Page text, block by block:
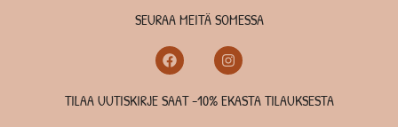
SEURAA MEITÄ SOMESSA
TILAA UUTISKIRJE SAAT -10% EKASTA TILAUKSESTA